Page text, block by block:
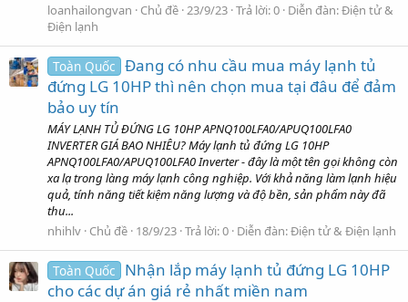
loanhailongvan
Chủ đề 23/9/23 Trả lời: 0 Diễn đàn:Điện tử &
Điện lạnh
Toàn Quốc Đang có nhu cầu mua máy lạnh tủ
đứng LG 10HP thì nên chọn mua tại đâu để đảm
bảo uy tín
MÁY LẠNH TỦ ĐỨNG LG 10HP APNQ100LFA0/APUQ100LFA0
INVERTER GIÁ BAO NHIÊU? Máy lạnh tủ đứng LG 10HP
APNQ100LFA0/APUQ100LFA0 Inverter - đây là một tên gọi không còn
xa lạ trong làng máy lạnh công nghiệp. Với khả năng làm lạnh hiệu
quả, tính năng tiết kiệm năng lượng và độ bền, sản phẩm này đã
thu...
nhihlv Chủ đề 18/9/23 Trả lời: 0 Diễn đàn:Điện tử & Điện lạnh
Toàn Quốc
Nhận lắp máy lạnh tủ đứng LG 10HP
cho các dự án giá rẻ nhất miền nam